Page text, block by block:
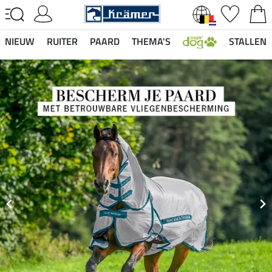
NIEUW RUITER PAARD THEMA'S STALLEN